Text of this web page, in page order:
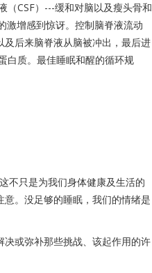
（CSF）---缓和对脑以及瘦头骨和
激增感到惊讶。控制脑脊液流动
后来脑脊液从脑被冲出，最后进
白质。最佳睡眠和醒的循环规
不只是为我们身体健康及生活的
。没足够的睡眠，我们的情绪是
或弥补那些挑战、该起作用的许